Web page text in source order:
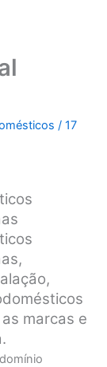
/17
marcas e